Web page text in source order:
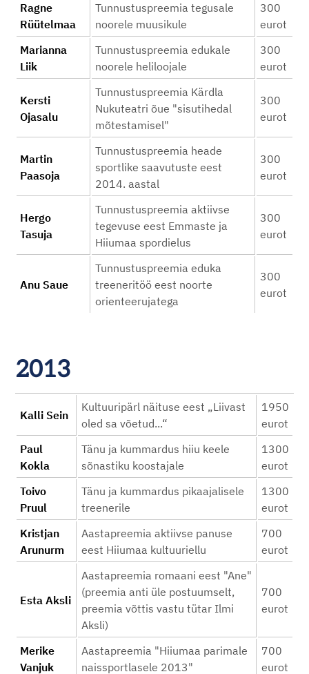
Ragne
Rüütelmaa
Tunnustuspreemia tegusale
noorele muusikule
300
eurot
Marianna
Liik
Tunnustuspreemia edukale
noorele heliloojale
300
eurot
Kersti
Ojasalu
Tunnustuspreemia Kärdla
Nukuteatri õue "sisutihedal
mõtestamisel"
300
eurot
Martin
Paasoja
Tunnustuspreemia heade
sportlike saavutuste eest
2014. aastal
300
eurot
Hergo
Tasuja
Tunnustuspreemia aktiivse
tegevuse eest Emmaste ja
Hiiumaa spordielus
300
eurot
Anu Saue
Tunnustuspreemia eduka
treeneritöö eest noorte
orienteerujatega
300
eurot
2013
Kalli Sein
Kultuuripärl näituse eest „Liivast
oled sa võetud...“
1950
eurot
Paul
Kokla
Tänu ja kummardus hiiu keele
sõnastiku koostajale
1300
eurot
Toivo
Pruul
Tänu ja kummardus pikaajalisele
treenerile
1300
eurot
Kristjan
Arunurm
Aastapreemia aktiivse panuse
eest Hiiumaa kultuuriellu
700
eurot
Esta Aksli
Aastapreemia romaani eest "Ane"
(preemia anti üle postuumselt,
preemia võttis vastu tütar Ilmi
Aksli)
700
eurot
Merike
Vanjuk
Aastapreemia "Hiiumaa parimale
naissportlasele 2013"
700
eurot